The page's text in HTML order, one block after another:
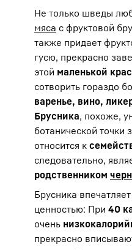
Не только шведы
мяса с фруктовой
также придает
гусю, прекрасно
этой маленькой
сотворить гораздо
варенье, вино,
Брусника, похоже,
ботанической точки
относится к
следовательно,
родственником
Брусника
ценностью: При 40
очень
прекрасно